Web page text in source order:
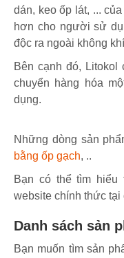
dán, keo ốp lát, ...
hơn cho người sử
độc ra ngoài không
Bên cạnh đó,
chuyển hàng hóa
dụng.
Những dòng sản
bằng ốp gạch, ..
Bạn có thể tìm hiểu
website chính thức tại
Danh sách sản
Bạn muốn tìm sản